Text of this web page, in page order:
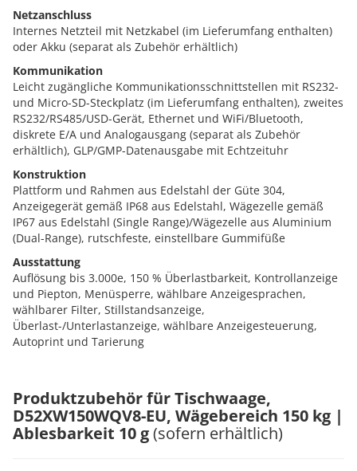
Netzanschluss
Internes Netzteil mit Netzkabel (im Lieferumfang enthalten)
oder Akku (separat als Zubehör erhältlich)
Kommunikation
Leicht zugängliche Kommunikationsschnittstellen mit RS232-
und Micro-SD-Steckplatz (im Lieferumfang enthalten), zweites
RS232/RS485/USD-Gerät, Ethernet und WiFi/Bluetooth,
diskrete E/A und Analogausgang (separat als Zubehör
erhältlich), GLP/GMP-Datenausgabe mit Echtzeituhr
Konstruktion
Plattform und Rahmen aus Edelstahl der Güte 304,
Anzeigegerät gemäß IP68 aus Edelstahl, Wägezelle gemäß
IP67 aus Edelstahl (Single Range)/Wägezelle aus Aluminium
(Dual-Range), rutschfeste, einstellbare Gummifüße
Ausstattung
Auflösung bis 3.000e, 150 % Überlastbarkeit, Kontrollanzeige
und Piepton, Menüsperre, wählbare Anzeigesprachen,
wählbarer Filter, Stillstandsanzeige,
Überlast-/Unterlastanzeige, wählbare Anzeigesteuerung,
Autoprint und Tarierung
Produktzubehör für Tischwaage,
D52XW150WQV8-EU, Wägebereich 150 kg |
Ablesbarkeit 10 g(sofern erhältlich)